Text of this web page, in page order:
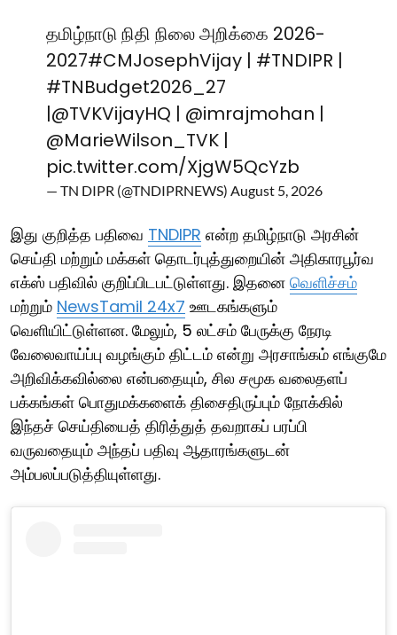
தமிழ்நாடு நிதி நிலை அறிக்கை 2026-
2027#CMJosephVijay | #TNDIPR |
#TNBudget2026_27
|@TVKVijayHQ | @imrajmohan |
@MarieWilson_TVK |
pic.twitter.com/XjgW5QcYzb
— TN DIPR (@TNDIPRNEWS) August 5, 2026
இது குறித்த பதிவை TNDIPR என்ற தமிழ்நாடு அரசின்
செய்தி மற்றும் மக்கள் தொடர்புத்துறையின் அதிகாரபூர்வ
எக்ஸ் பதிவில் குறிப்பிடபட்டுள்ளது. இதனை வெளிச்சம்
மற்றும் NewsTamil 24x7 ஊடகங்களும்
வெளியிட்டுள்ளன. மேலும், 5 லட்சம் பேருக்கு நேரடி
வேலைவாய்ப்பு வழங்கும் திட்டம் என்று அரசாங்கம் எங்குமே
அறிவிக்கவில்லை என்பதையும், சில சமூக வலைதளப்
பக்கங்கள் பொதுமக்களைக் திசைதிருப்பும் நோக்கில்
இந்தச் செய்தியைத் திரித்துத் தவறாகப் பரப்பி
வருவதையும் அந்தப் பதிவு ஆதாரங்களுடன்
அம்பலப்படுத்தியுள்ளது.